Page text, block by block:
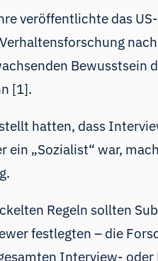
veröffentlichte das
Bewusstsein
[1].
hatten, dass
ein „Sozialist“ war,
Regeln sollten
festlegten – die
Interview-